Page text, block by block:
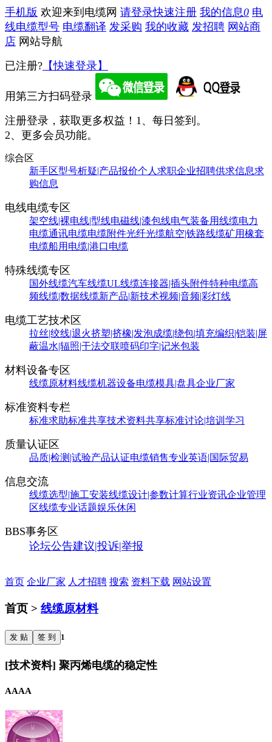
手机版 欢迎来到电缆网 请登录快速注册 我的信息0 电
线电缆型号 电缆翻译 发采购 我的收藏 发招聘 网站商
店 网站导航
已注册? 【快速登录】
用第三方扫码登录
注册登录，获取更多权益！ 1、每日签到。
2、更多会员功能。
综合区
新手区型号析疑|产品报价个人求职企业招聘供求信息求
购信息
电线电缆专区
架空线|裸电线|型线电磁线|漆包线电气装备用线缆电力
电缆通讯电缆电缆附件光纤光缆航空|铁路线缆矿用橡套
电缆船用电缆|港口电缆
特殊线缆专区
国外线缆汽车线缆UL线缆连接器|插头附件特种电缆高
频线缆|数据线缆新产品|新技术视频|音频|彩灯线
电缆工艺技术区
拉丝|绞线|退火挤塑|挤橡|发泡成缆|绕包|填充编织|铠装|屏
蔽温水|辐照|干法交联喷码印字|记米包装
材料设备专区
线缆原材料线缆机器设备电缆模具|盘具企业厂家
标准资料专栏
标准求助标准共享技术资料共享标准讨论|培训学习
质量认证区
品质|检测|试验产品认证电缆销售专业英语|国际贸易
信息交流
线缆选型|施工安装线缆设计|参数计算行业资讯企业管理
区线缆专业话题娱乐休闲
BBS事务区
论坛公告建议|投诉|举报
首页 企业厂家 人才招聘 搜索 资料下载 网站设置
首页 > 线缆原材料
发 贴 签 到 1
[技术资料] 聚丙烯电缆的稳定性
AAAA